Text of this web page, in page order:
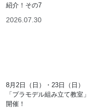
紹介！その7
2026.07.30
8月2日（日）・23日（日）
「プラモデル組み立て教室」
開催！